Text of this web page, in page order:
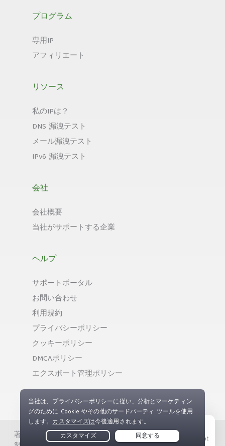
プログラム
専用IP
アフィリエート
リソース
私のIPは？
DNS 漏洩テスト
メール漏洩テスト
IPv6 漏洩テスト
会社
会社概要
当社がサポートする企業
ヘルプ
サポートポータル
お問い合わせ
利用規約
プライバシーポリシー
クッキーポリシー
DMCAポリシー
エクスポート管理ポリシー
著作権 © Private Internet Access, Inc. 無断複写、無断複Live Chat